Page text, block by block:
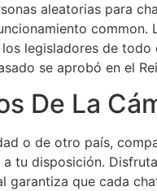
aleatorias para
legisladores de
se aprobó en el
De La
o de otro país,
tu disposición.
garantiza que cada